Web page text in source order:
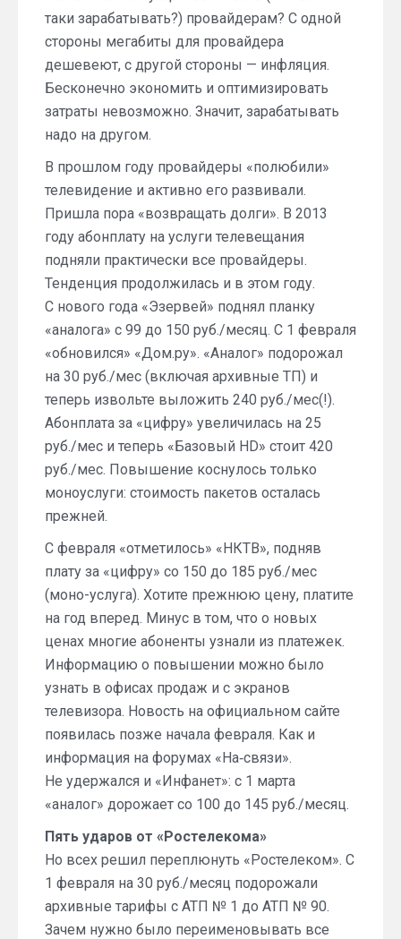
таки зарабатывать?) провайдерам? С одной
стороны мегабиты для провайдера
дешевеют, с другой стороны — инфляция.
Бесконечно экономить и оптимизировать
затраты невозможно. Значит, зарабатывать
надо на другом.
В прошлом году провайдеры «полюбили»
телевидение и активно его развивали.
Пришла пора «возвращать долги». В 2013
году абонплату на услуги телевещания
подняли практически все провайдеры.
Тенденция продолжилась и в этом году.
С нового года «Эзервей» поднял планку
«аналога» с 99 до 150 руб./месяц. С 1 февраля
«обновился» «Дом.ру». «Аналог» подорожал
на 30 руб./мес (включая архивные ТП) и
теперь извольте выложить 240 руб./мес(!).
Абонплата за «цифру» увеличилась на 25
руб./мес и теперь «Базовый HD» стоит 420
руб./мес. Повышение коснулось только
моноуслуги: стоимость пакетов осталась
прежней.
С февраля «отметилось» «НКТВ», подняв
плату за «цифру» со 150 до 185 руб./мес
(моно-услуга). Хотите прежнюю цену, платите
на год вперед. Минус в том, что о новых
ценах многие абоненты узнали из платежек.
Информацию о повышении можно было
узнать в офисах продаж и с экранов
телевизора. Новость на официальном сайте
появилась позже начала февраля. Как и
информация на форумах «На‑связи».
Не удержался и «Инфанет»: с 1 марта
«аналог» дорожает со 100 до 145 руб./месяц.
Пять ударов от «Ростелекома»
Но всех решил переплюнуть «Ростелеком». С
1 февраля на 30 руб./месяц подорожали
архивные тарифы с АТП № 1 до АТП № 90.
Зачем нужно было переименовывать все